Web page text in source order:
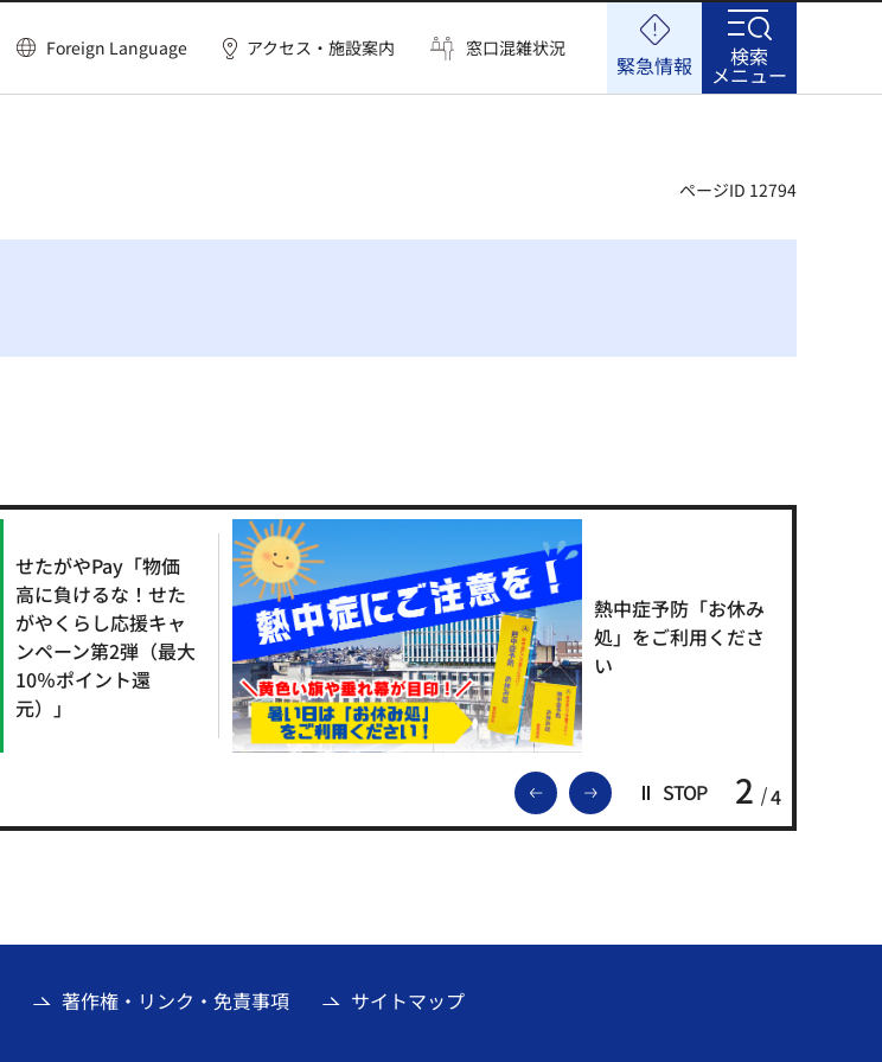
Foreign Language アクセス・施設案内 窓口混雑状況
緊急情報 検索
メニュー
ページID 12794
前のスライドを表示
次のスライドを表示
STOP 2 4
せたがやPay「物価
高に負けるな！せた
がやくらし応援キャ
ンペーン第2弾（最大
10％ポイント還
元）」
熱中症予防「お休み
処」をご利用くださ
い
著作権・リンク・免責事項 サイトマップ